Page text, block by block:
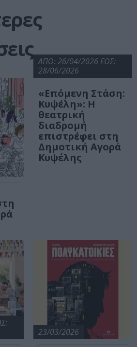
ΑΠΟ: 26/04/2026 ΕΩΣ:
28/06/2026
«Επόμενη Στάση:
Κυψέλη»: Η
θεατρική
διαδρομή
επιστρέφει στη
Δημοτική Αγορά
Κυψέλης
23/03/2026